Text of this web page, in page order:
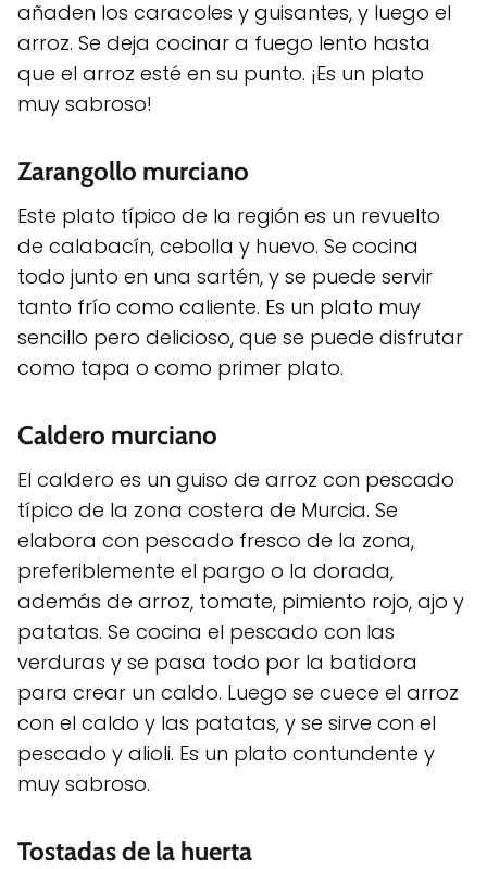
añaden los caracoles y guisantes, y luego el
arroz. Se deja cocinar a fuego lento hasta
que el arroz esté en su punto. ¡Es un plato
muy sabroso!
Zarangollo murciano
Este plato típico de la región es un revuelto
de calabacín, cebolla y huevo. Se cocina
todo junto en una sartén, y se puede servir
tanto frío como caliente. Es un plato muy
sencillo pero delicioso, que se puede disfrutar
como tapa o como primer plato.
Caldero murciano
El caldero es un guiso de arroz con pescado
típico de la zona costera de Murcia. Se
elabora con pescado fresco de la zona,
preferiblemente el pargo o la dorada,
además de arroz, tomate, pimiento rojo, ajo y
patatas. Se cocina el pescado con las
verduras y se pasa todo por la batidora
para crear un caldo. Luego se cuece el arroz
con el caldo y las patatas, y se sirve con el
pescado y alioli. Es un plato contundente y
muy sabroso.
Tostadas de la huerta